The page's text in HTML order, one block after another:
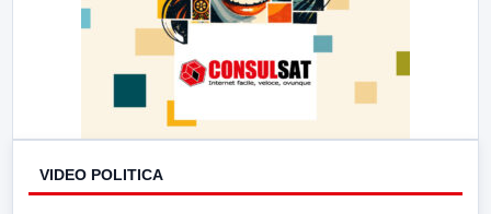
VIDEO POLITICA